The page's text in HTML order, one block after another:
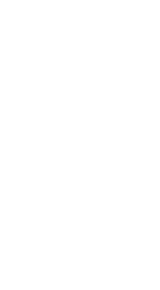
! /
ゞ,.:
ｘ
/: :/:
: : / :
|: : : :
‘,: :
〉 :
ヾ: :
ヾﾔ'
､_ く,
{_,ﾍ
ヽ ゝ
ﾊ `
''" V`ｰ